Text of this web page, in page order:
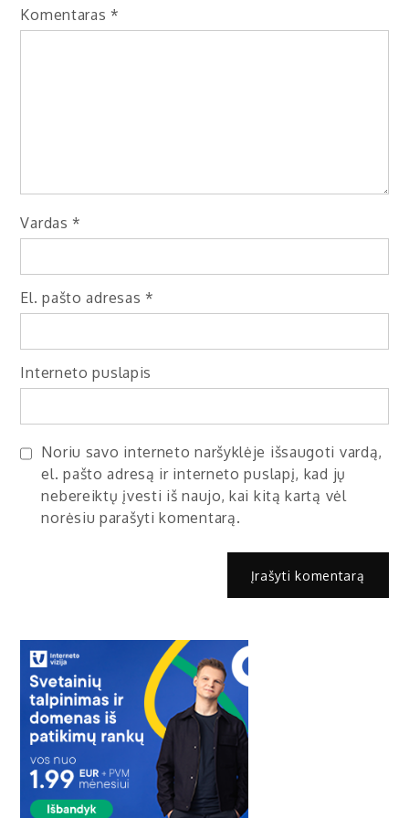
Komentaras *
Vardas *
El. pašto adresas *
Interneto puslapis
Noriu savo interneto naršyklėje išsaugoti vardą,
el. pašto adresą ir interneto puslapį, kad jų
nebereiktų įvesti iš naujo, kai kitą kartą vėl
norėsiu parašyti komentarą.